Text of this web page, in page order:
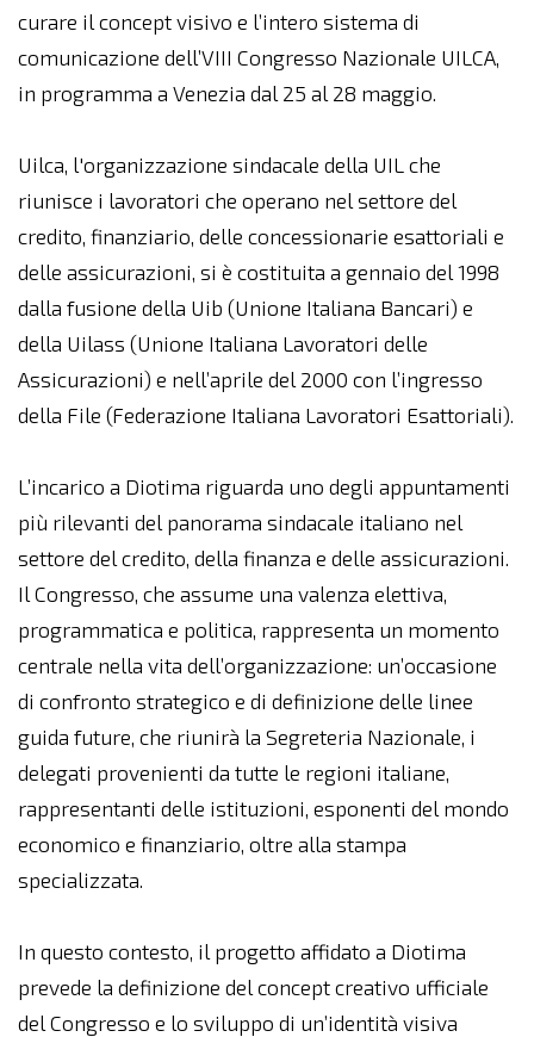
curare il concept visivo e l’intero sistema di
comunicazione dell’VIII Congresso Nazionale UILCA,
in programma a Venezia dal 25 al 28 maggio.
Uilca, l'organizzazione sindacale della UIL che
riunisce i lavoratori che operano nel settore del
credito, finanziario, delle concessionarie esattoriali e
delle assicurazioni, si è costituita a gennaio del 1998
dalla fusione della Uib (Unione Italiana Bancari) e
della Uilass (Unione Italiana Lavoratori delle
Assicurazioni) e nell’aprile del 2000 con l’ingresso
della File (Federazione Italiana Lavoratori Esattoriali).
L’incarico a Diotima riguarda uno degli appuntamenti
più rilevanti del panorama sindacale italiano nel
settore del credito, della finanza e delle assicurazioni.
Il Congresso, che assume una valenza elettiva,
programmatica e politica, rappresenta un momento
centrale nella vita dell’organizzazione: un’occasione
di confronto strategico e di definizione delle linee
guida future, che riunirà la Segreteria Nazionale, i
delegati provenienti da tutte le regioni italiane,
rappresentanti delle istituzioni, esponenti del mondo
economico e finanziario, oltre alla stampa
specializzata.
In questo contesto, il progetto affidato a Diotima
prevede la definizione del concept creativo ufficiale
del Congresso e lo sviluppo di un’identità visiva